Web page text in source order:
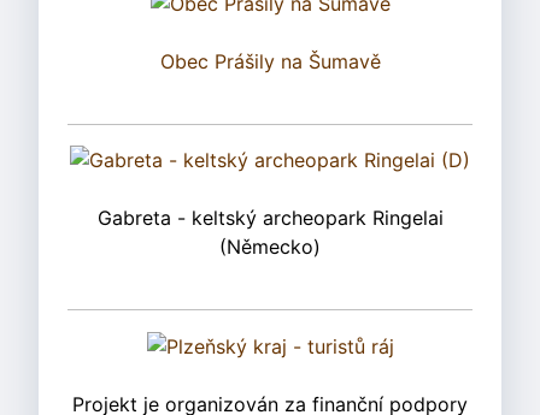
Obec Prášily na Šumavě
Gabreta - keltský archeopark Ringelai
(Německo)
Projekt je organizován za finanční podpory